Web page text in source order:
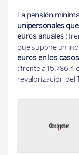
La pensión
unipersonales
euros anuales
que supone un
euros en los
(frente a 15.786,4
revalorización del